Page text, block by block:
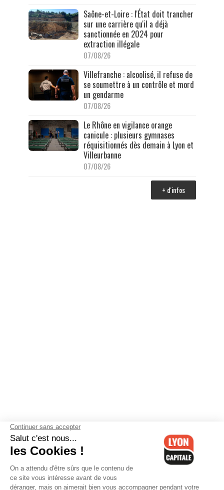
Saône-et-Loire : l'État doit trancher
sur une carrière qu'il a déjà
sanctionnée en 2024 pour
extraction illégale
07/08/26
Villefranche : alcoolisé, il refuse de
se soumettre à un contrôle et mord
un gendarme
07/08/26
Le Rhône en vigilance orange
canicule : plusieurs gymnases
réquisitionnés dès demain à Lyon et
Villeurbanne
07/08/26
+ d'infos